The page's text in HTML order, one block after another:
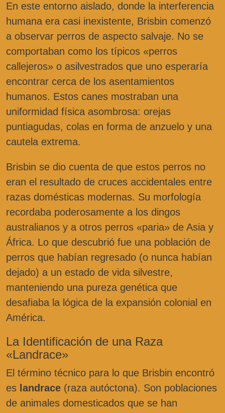
En este entorno aislado, donde la interferencia
humana era casi inexistente, Brisbin comenzó
a observar perros de aspecto salvaje. No se
comportaban como los típicos «perros
callejeros» o asilvestrados que uno esperaría
encontrar cerca de los asentamientos
humanos. Estos canes mostraban una
uniformidad física asombrosa: orejas
puntiagudas, colas en forma de anzuelo y una
cautela extrema.
Brisbin se dio cuenta de que estos perros no
eran el resultado de cruces accidentales entre
razas domésticas modernas. Su morfología
recordaba poderosamente a los dingos
australianos y a otros perros «paria» de Asia y
África. Lo que descubrió fue una población de
perros que habían regresado (o nunca habían
dejado) a un estado de vida silvestre,
manteniendo una pureza genética que
desafiaba la lógica de la expansión colonial en
América.
La Identificación de una Raza
«Landrace»
El término técnico para lo que Brisbin encontró
es landrace (raza autóctona). Son poblaciones
de animales domesticados que se han